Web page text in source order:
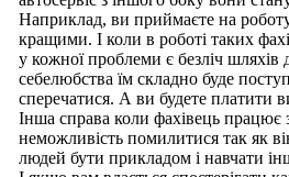
Наприклад, ви приймаєте на
кращими. І коли в роботі таких
у кожної проблеми є безліч
себелюбства їм складно буде
сперечатися. А ви будете платити
Інша справа коли фахівець працює
неможливість помилитися так як
людей бути прикладом і навчати